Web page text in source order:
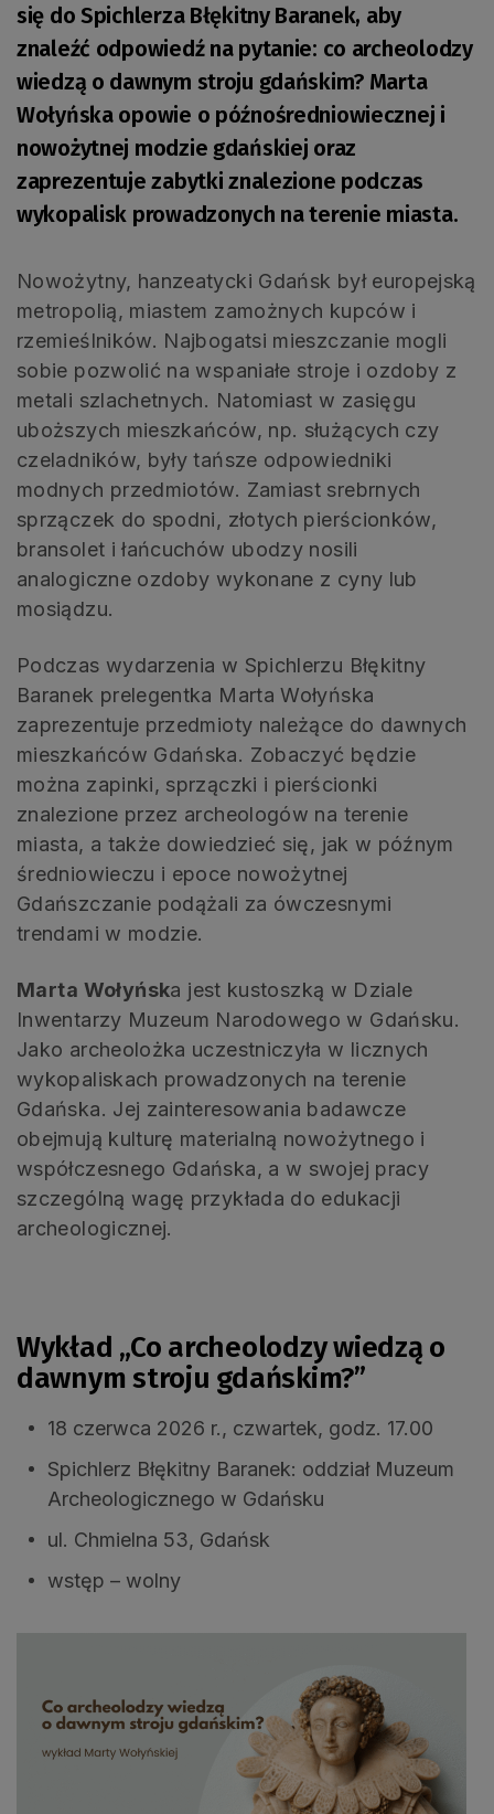
się do Spichlerza Błękitny Baranek, aby
znaleźć odpowiedź na pytanie: co archeolodzy
wiedzą o dawnym stroju gdańskim? Marta
Wołyńska opowie o późnośredniowiecznej i
nowożytnej modzie gdańskiej oraz
zaprezentuje zabytki znalezione podczas
wykopalisk prowadzonych na terenie miasta.
Nowożytny, hanzeatycki Gdańsk był europejską
metropolią, miastem zamożnych kupców i
rzemieślników. Najbogatsi mieszczanie mogli
sobie pozwolić na wspaniałe stroje i ozdoby z
metali szlachetnych. Natomiast w zasięgu
uboższych mieszkańców, np. służących czy
czeladników, były tańsze odpowiedniki
modnych przedmiotów. Zamiast srebrnych
sprzączek do spodni, złotych pierścionków,
bransolet i łańcuchów ubodzy nosili
analogiczne ozdoby wykonane z cyny lub
mosiądzu.
Podczas wydarzenia w Spichlerzu Błękitny
Baranek prelegentka Marta Wołyńska
zaprezentuje przedmioty należące do dawnych
mieszkańców Gdańska. Zobaczyć będzie
można zapinki, sprzączki i pierścionki
znalezione przez archeologów na terenie
miasta, a także dowiedzieć się, jak w późnym
średniowieczu i epoce nowożytnej
Gdańszczanie podążali za ówczesnymi
trendami w modzie.
Marta Wołyńska jest kustoszką w Dziale
Inwentarzy Muzeum Narodowego w Gdańsku.
Jako archeolożka uczestniczyła w licznych
wykopaliskach prowadzonych na terenie
Gdańska. Jej zainteresowania badawcze
obejmują kulturę materialną nowożytnego i
współczesnego Gdańska, a w swojej pracy
szczególną wagę przykłada do edukacji
archeologicznej.
Wykład „Co archeolodzy wiedzą o
dawnym stroju gdańskim?”
18 czerwca 2026 r., czwartek, godz. 17.00
Spichlerz Błękitny Baranek: oddział Muzeum
Archeologicznego w Gdańsku
ul. Chmielna 53, Gdańsk
wstęp – wolny